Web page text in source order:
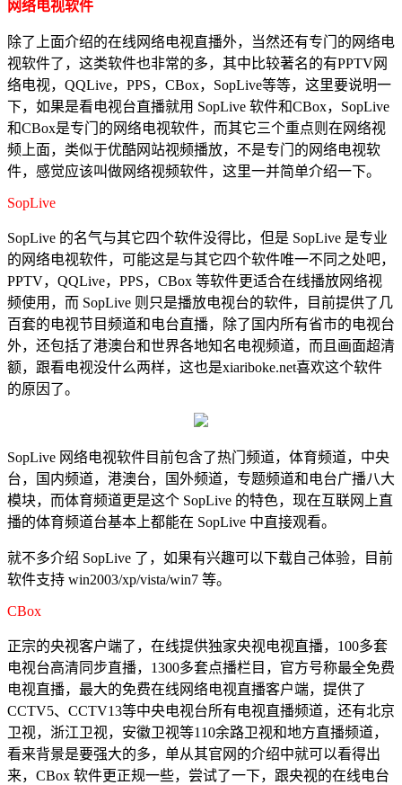
网络电视软件
除了上面介绍的在线网络电视直播外，当然还有专门的网络电
视软件了，这类软件也非常的多，其中比较著名的有PPTV网
络电视，QQLive，PPS，CBox，SopLive等等，这里要说明一
下，如果是看电视台直播就用 SopLive 软件和CBox，SopLive
和CBox是专门的网络电视软件，而其它三个重点则在网络视
频上面，类似于优酷网站视频播放，不是专门的网络电视软
件，感觉应该叫做网络视频软件，这里一并简单介绍一下。
SopLive
SopLive 的名气与其它四个软件没得比，但是 SopLive 是专业
的网络电视软件，可能这是与其它四个软件唯一不同之处吧，
PPTV，QQLive，PPS，CBox 等软件更适合在线播放网络视
频使用，而 SopLive 则只是播放电视台的软件，目前提供了几
百套的电视节目频道和电台直播，除了国内所有省市的电视台
外，还包括了港澳台和世界各地知名电视频道，而且画面超清
额，跟看电视没什么两样，这也是xiariboke.net喜欢这个软件
的原因了。
SopLive 网络电视软件目前包含了热门频道，体育频道，中央
台，国内频道，港澳台，国外频道，专题频道和电台广播八大
模块，而体育频道更是这个 SopLive 的特色，现在互联网上直
播的体育频道台基本上都能在 SopLive 中直接观看。
就不多介绍 SopLive 了，如果有兴趣可以下载自己体验，目前
软件支持 win2003/xp/vista/win7 等。
CBox
正宗的央视客户端了，在线提供独家央视电视直播，100多套
电视台高清同步直播，1300多套点播栏目，官方号称最全免费
电视直播，最大的免费在线网络电视直播客户端，提供了
CCTV5、CCTV13等中央电视台所有电视直播频道，还有北京
卫视，浙江卫视，安徽卫视等110余路卫视和地方直播频道，
看来背景是要强大的多，单从其官网的介绍中就可以看得出
来，CBox 软件更正规一些，尝试了一下，跟央视的在线电台